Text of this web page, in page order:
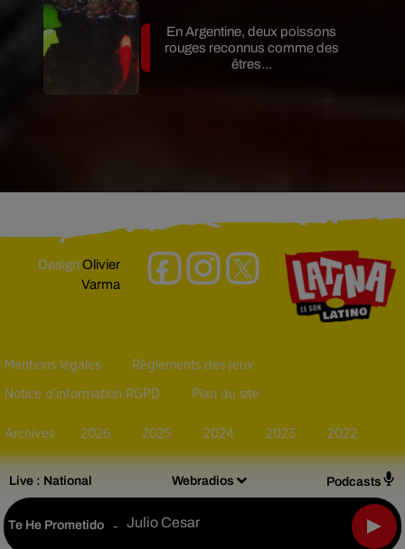
Live : National Webradios Podcasts
Te He Prometido - Julio Cesar
En Argentine, deux poissons
rouges reconnus comme des
êtres...
DesignOlivier
Varma
Mentions légales Règlements des jeux
Notice d’information RGPD Plan du site
Archives 2026 2025 2024 2023 2022